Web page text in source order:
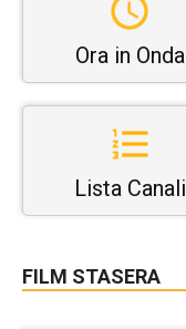
Ora in Onda
Lista Canali
FILM STASERA